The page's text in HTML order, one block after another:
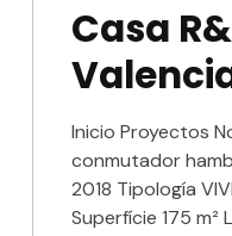
Casa
Inicio Proyectos
conmutador
2018 Tipología
Superfície 175 m²